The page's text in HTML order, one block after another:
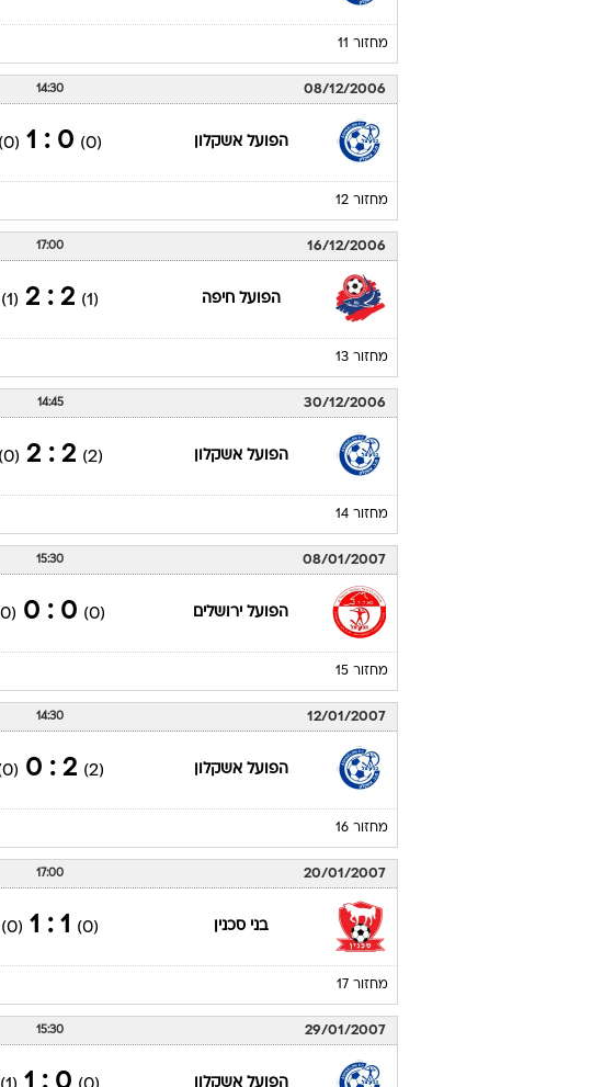
מחזור 11
08/12/2006
14:30
הפועל אשקלון (0)
0 : 1
(0)
מחזור 12
16/12/2006
17:00
הפועל חיפה (1)
2 : 2
(1)
מחזור 13
30/12/2006
14:45
הפועל אשקלון (2)
2 : 2
(0)
מחזור 14
08/01/2007
15:30
הפועל ירושלים (0)
0 : 0
(0)
מחזור 15
12/01/2007
14:30
הפועל אשקלון (2)
2 : 0
(0)
מחזור 16
20/01/2007
17:00
בני סכנין (0)
1 : 1
(0)
מחזור 17
29/01/2007
15:30
הפועל אשקלון